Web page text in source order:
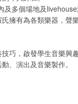
多個場地及
擁有為各類樂器，聲
巧，啟發學生音樂興
、演出及音樂製作。